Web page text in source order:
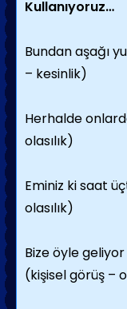
Kullanıyoruz…
Bundan aşağı
– kesinlik)
Herhalde
olasılık)
Eminiz ki saat
olasılık)
Bize öyle
(kişisel görüş –